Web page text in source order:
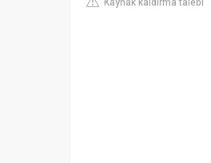
Kaynak kaldırma talebi